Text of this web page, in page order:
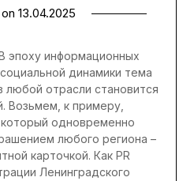
13.04.2025
эпоху информационных
динамики тема
отрасли становится
Возьмем, к примеру,
одновременно
любого региона –
карточкой. Как PR
Ленинградского